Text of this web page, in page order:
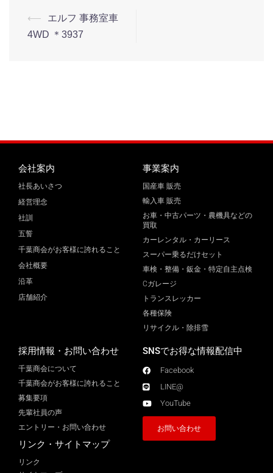
⟵
エルフ 事務室車
4WD ＊3937
会社案内
社長あいさつ
経営理念
社訓
五誓
千葉商会がお客様に誇れること
会社概要
沿革
店舗紹介
事業案内
国産車 販売
輸入車 販売
お車・中古パーツ・農機具などの
買取
カーレンタル・カーリース
スーパー乗るだけセット
車検・整備・鈑金・特定自主点検
Cガレージ
トランスレッカー
各種保険
リサイクル・除排雪
採用情報・お問い合わせ
千葉商会について
千葉商会がお客様に誇れること​
募集要項
先輩社員の声
エントリー・お問い合わせ
リンク・サイトマップ
リンク
SNSでお得な情報配信中
Facebook
LINE@
YouTube
お問い合わせ